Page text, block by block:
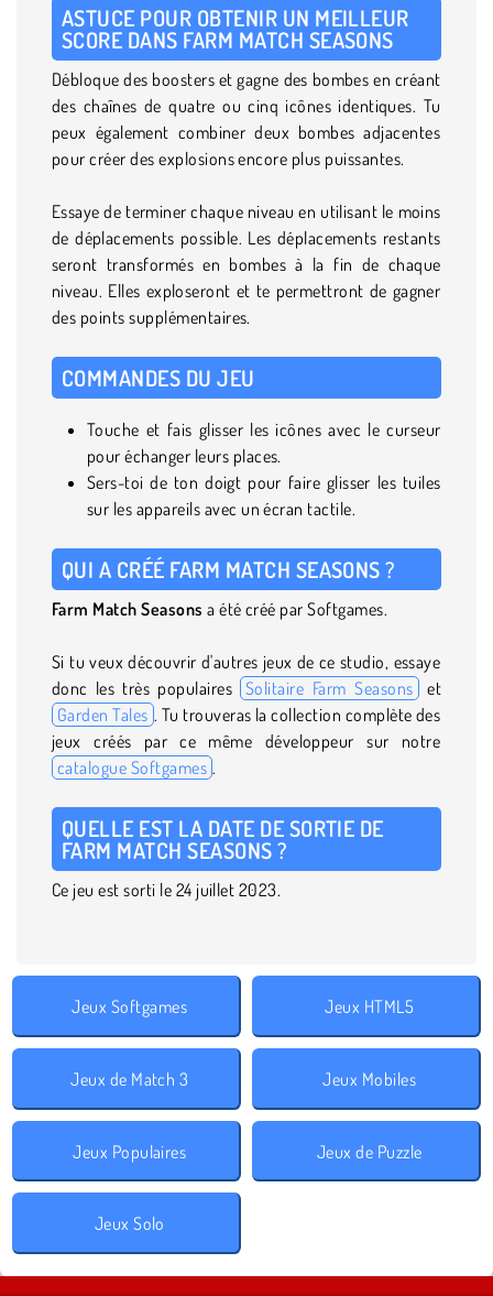
ASTUCE POUR OBTENIR UN MEILLEUR
SCORE DANS FARM MATCH SEASONS
Débloque des boosters et gagne des bombes en créant
des chaînes de quatre ou cinq icônes identiques. Tu
peux également combiner deux bombes adjacentes
pour créer des explosions encore plus puissantes.
Essaye de terminer chaque niveau en utilisant le moins
de déplacements possible. Les déplacements restants
seront transformés en bombes à la fin de chaque
niveau. Elles exploseront et te permettront de gagner
des points supplémentaires.
COMMANDES DU JEU
Touche et fais glisser les icônes avec le curseur
pour échanger leurs places.
Sers-toi de ton doigt pour faire glisser les tuiles
sur les appareils avec un écran tactile.
QUI A CRÉÉ FARM MATCH SEASONS ?
Farm Match Seasons a été créé par Softgames.
Si tu veux découvrir d'autres jeux de ce studio, essaye
donc les très populaires Solitaire Farm Seasons et
Garden Tales . Tu trouveras la collection complète des
jeux créés par ce même développeur sur notre
catalogue Softgames .
QUELLE EST LA DATE DE SORTIE DE
FARM MATCH SEASONS ?
Ce jeu est sorti le 24 juillet 2023.
Jeux Softgames Jeux HTML5
Jeux de Match 3 Jeux Mobiles
Jeux Populaires Jeux de Puzzle
Jeux Solo